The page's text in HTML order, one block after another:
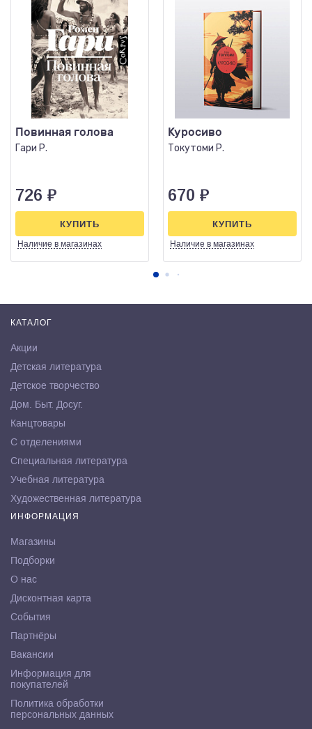
Повинная голова
Гари Р.
726 ₽
Наличие в магазинах
КУПИТЬ
Куросиво
Токутоми Р.
670 ₽
Наличие в магазинах
КУПИТЬ
КАТАЛОГ
Акции
Детская литература
Детское творчество
Дом. Быт. Досуг.
Канцтовары
С отделениями
Специальная литература
Учебная литература
Художественная литература
ИНФОРМАЦИЯ
Магазины
Подборки
О нас
Дисконтная карта
События
Партнёры
Вакансии
Информация для
покупателей
Политика обработки
персональных данных